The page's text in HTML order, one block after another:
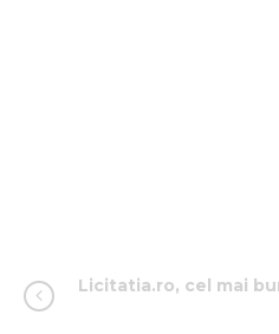
Licitatia.ro, cel mai